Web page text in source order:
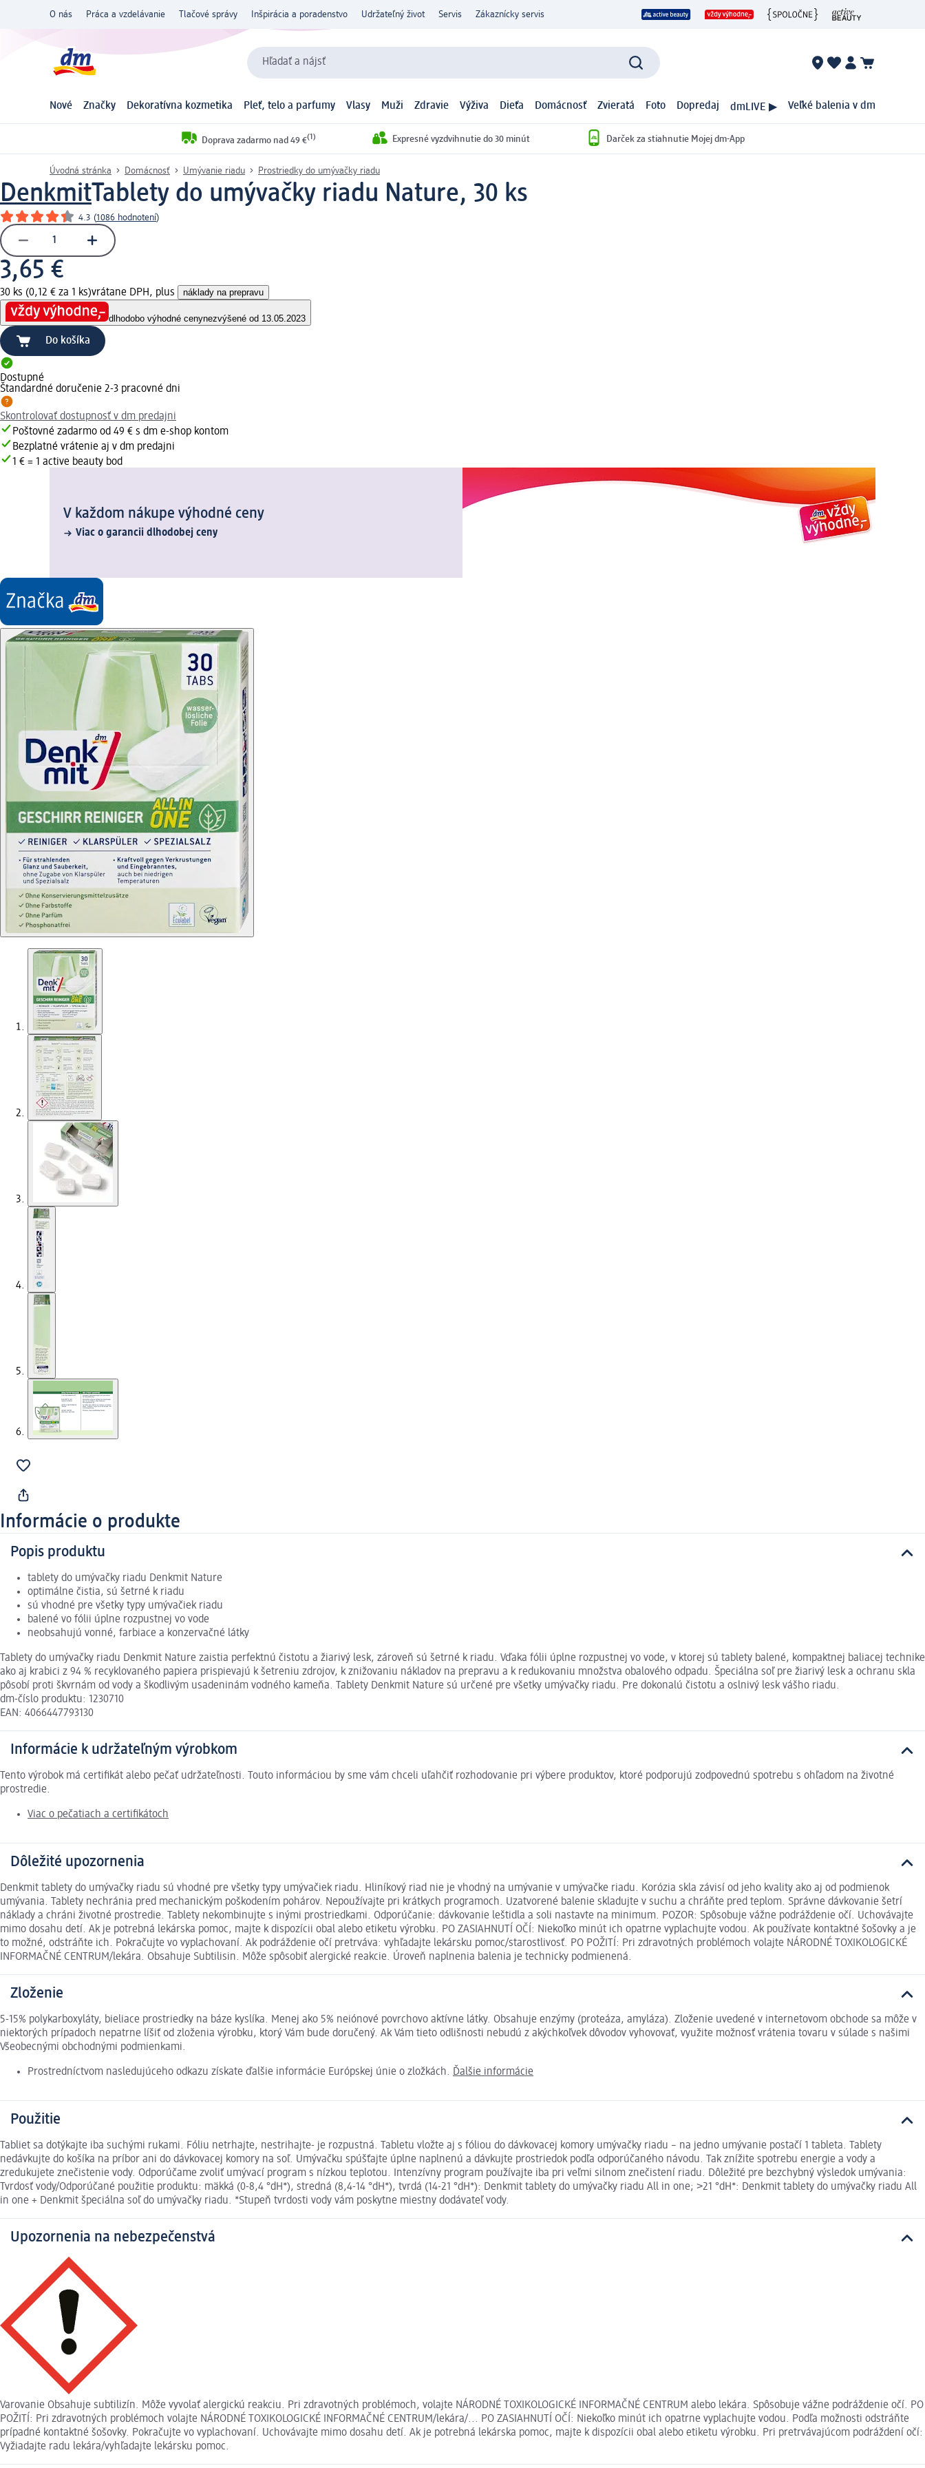
O nás Práca a vzdelávanie Tlačové správy Inšpirácia a poradenstvo Udržateľný život Servis Zákaznícky servis
Hľadať a nájsť
Nové Značky Dekoratívna kozmetika Pleť, telo a parfumy Vlasy Muži Zdravie Výživa Dieťa Domácnosť Zvieratá Foto Dopredaj dmLIVE ▶ Veľké balenia v dm
Doprava zadarmo nad 49 €(1) Expresné vyzdvihnutie do 30 minút Darček za stiahnutie Mojej dm-App
Úvodná stránka Domácnosť Umývanie riadu Prostriedky do umývačky riadu
DenkmitTablety do umývačky riadu Nature, 30 ks
4.3 (1086 hodnotení)
3,65 €
30 ks (0,12 € za 1 ks)vrátane DPH, plus náklady na prepravu
dlhodobo výhodné cenynezvýšené od 13.05.2023
Do košíka
Dostupné
Štandardné doručenie 2-3 pracovné dni
Skontrolovať dostupnosť v dm predajni
Poštovné zadarmo od 49 € s dm e-shop kontom
Bezplatné vrátenie aj v dm predajni
1 € = 1 active beauty bod
V každom nákupe výhodné ceny
Viac o garancii dlhodobej ceny
Informácie o produkte
Popis produktu
tablety do umývačky riadu Denkmit Nature
optimálne čistia, sú šetrné k riadu
sú vhodné pre všetky typy umývačiek riadu
balené vo fólii úplne rozpustnej vo vode
neobsahujú vonné, farbiace a konzervačné látky
Tablety do umývačky riadu Denkmit Nature zaistia perfektnú čistotu a žiarivý lesk, zároveň sú šetrné k riadu. Vďaka fólii úplne rozpustnej vo vode, v ktorej sú tablety balené, kompaktnej baliacej technike
ako aj krabici z 94 % recyklovaného papiera prispievajú k šetreniu zdrojov, k znižovaniu nákladov na prepravu a k redukovaniu množstva obalového odpadu. Špeciálna soľ pre žiarivý lesk a ochranu skla
pôsobí proti škvrnám od vody a škodlivým usadeninám vodného kameňa. Tablety Denkmit Nature sú určené pre všetky umývačky riadu. Pre dokonalú čistotu a oslnivý lesk vášho riadu.
dm-číslo produktu: 1230710
EAN: 4066447793130
Informácie k udržateľným výrobkom
Tento výrobok má certifikát alebo pečať udržateľnosti. Touto informáciou by sme vám chceli uľahčiť rozhodovanie pri výbere produktov, ktoré podporujú zodpovednú spotrebu s ohľadom na životné
prostredie.
Viac o pečatiach a certifikátoch
Dôležité upozornenia
Denkmit tablety do umývačky riadu sú vhodné pre všetky typy umývačiek riadu. Hliníkový riad nie je vhodný na umývanie v umývačke riadu. Korózia skla závisí od jeho kvality ako aj od podmienok
umývania. Tablety nechránia pred mechanickým poškodením pohárov. Nepoužívajte pri krátkych programoch. Uzatvorené balenie skladujte v suchu a chráňte pred teplom. Správne dávkovanie šetrí
náklady a chráni životné prostredie. Tablety nekombinujte s inými prostriedkami. Odporúčanie: dávkovanie leštidla a soli nastavte na minimum. POZOR: Spôsobuje vážne podráždenie očí. Uchovávajte
mimo dosahu detí. Ak je potrebná lekárska pomoc, majte k dispozícii obal alebo etiketu výrobku. PO ZASIAHNUTÍ OČÍ: Niekoľko minút ich opatrne vyplachujte vodou. Ak používate kontaktné šošovky a je
to možné, odstráňte ich. Pokračujte vo vyplachovaní. Ak podráždenie očí pretrváva: vyhľadajte lekársku pomoc/starostlivosť. PO POŽITÍ: Pri zdravotných problémoch volajte NÁRODNÉ TOXIKOLOGICKÉ
INFORMAČNÉ CENTRUM/lekára. Obsahuje Subtilisin. Môže spôsobiť alergické reakcie. Úroveň naplnenia balenia je technicky podmienená.
Zloženie
5-15% polykarboxyláty, bieliace prostriedky na báze kyslíka. Menej ako 5% neiónové povrchovo aktívne látky. Obsahuje enzýmy (proteáza, amyláza). Zloženie uvedené v internetovom obchode sa môže v
niektorých prípadoch nepatrne líšiť od zloženia výrobku, ktorý Vám bude doručený. Ak Vám tieto odlišnosti nebudú z akýchkoľvek dôvodov vyhovovať, využite možnosť vrátenia tovaru v súlade s našimi
Všeobecnými obchodnými podmienkami.
Prostredníctvom nasledujúceho odkazu získate ďalšie informácie Európskej únie o zložkách. Ďalšie informácie
Použitie
Tabliet sa dotýkajte iba suchými rukami. Fóliu netrhajte, nestrihajte- je rozpustná. Tabletu vložte aj s fóliou do dávkovacej komory umývačky riadu – na jedno umývanie postačí 1 tableta. Tablety
nedávkujte do košíka na príbor ani do dávkovacej komory na soľ. Umývačku spúšťajte úplne naplnenú a dávkujte prostriedok podľa odporúčaného návodu. Tak znížite spotrebu energie a vody a
zredukujete znečistenie vody. Odporúčame zvoliť umývací program s nízkou teplotou. Intenzívny program používajte iba pri veľmi silnom znečistení riadu. Dôležité pre bezchybný výsledok umývania:
Tvrdosť vody/Odporúčané použitie produktu: mäkká (0-8,4 °dH*), stredná (8,4-14 °dH*), tvrdá (14-21 °dH*): Denkmit tablety do umývačky riadu All in one; ˃21 °dH*: Denkmit tablety do umývačky riadu All
in one + Denkmit špeciálna soľ do umývačky riadu. *Stupeň tvrdosti vody vám poskytne miestny dodávateľ vody.
Upozornenia na nebezpečenstvá
Varovanie Obsahuje subtilizín. Môže vyvolať alergickú reakciu. Pri zdravotných problémoch, volajte NÁRODNÉ TOXIKOLOGICKÉ INFORMAČNÉ CENTRUM alebo lekára. Spôsobuje vážne podráždenie očí. PO
POŽITÍ: Pri zdravotných problémoch volajte NÁRODNÉ TOXIKOLOGICKÉ INFORMAČNÉ CENTRUM/lekára/... PO ZASIAHNUTÍ OČÍ: Niekoľko minút ich opatrne vyplachujte vodou. Podľa možnosti odstráňte
prípadné kontaktné šošovky. Pokračujte vo vyplachovaní. Uchovávajte mimo dosahu detí. Ak je potrebná lekárska pomoc, majte k dispozícii obal alebo etiketu výrobku. Pri pretrvávajúcom podráždení očí:
Vyžiadajte radu lekára/vyhľadajte lekársku pomoc.